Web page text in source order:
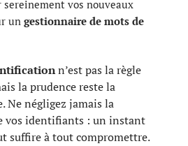
sereinement vos nouveaux
un gestionnaire de mots de
n’est pas la règle
la prudence reste la
Ne négligez jamais la
vos identifiants : un instant
suffire à tout compromettre.